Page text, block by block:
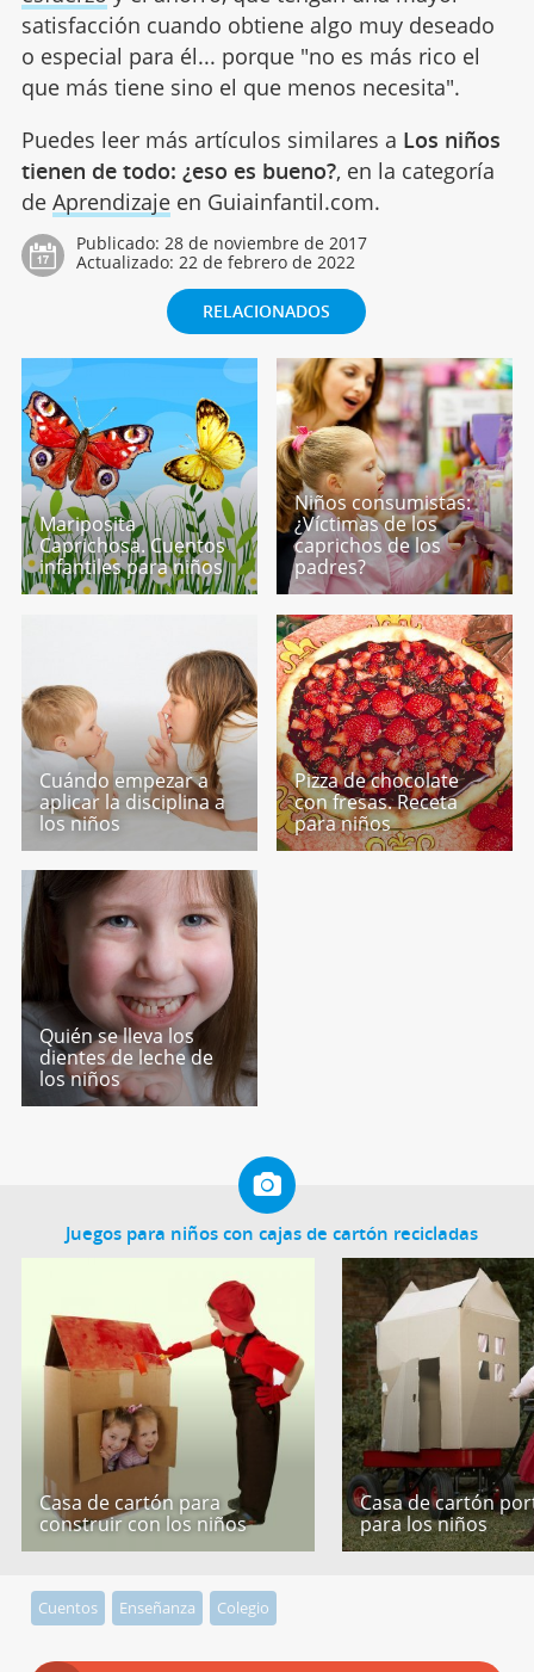
satisfacción cuando obtiene algo muy deseado
o especial para él... porque "no es más rico el
que más tiene sino el que menos necesita".
Puedes leer más artículos similares a Los niños
tienen de todo: ¿eso es bueno?, en la categoría
de Aprendizajeen Guiainfantil.com.
Publicado: 28 de noviembre de 2017
Actualizado: 22 de febrero de 2022
RELACIONADOS
Mariposita
Caprichosa. Cuentos
infantiles para niños
Niños consumistas:
¿Víctimas de los
caprichos de los
padres?
Cuándo empezar a
aplicar la disciplina a
los niños
Pizza de chocolate
con fresas. Receta
para niños
Quién se lleva los
dientes de leche de
los niños
Juegos para niños con cajas de cartón recicladas
Casa de cartón para
construir con los niños
Casa de cartón
para los niños
Cuentos Enseñanza Colegio